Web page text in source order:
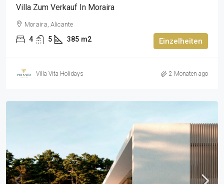
Villa Zum Verkauf In Moraira
Moraira, Alicante
4 5 385 m2 Einzelheiten
Villa Vita Holidays 2 Monaten ago